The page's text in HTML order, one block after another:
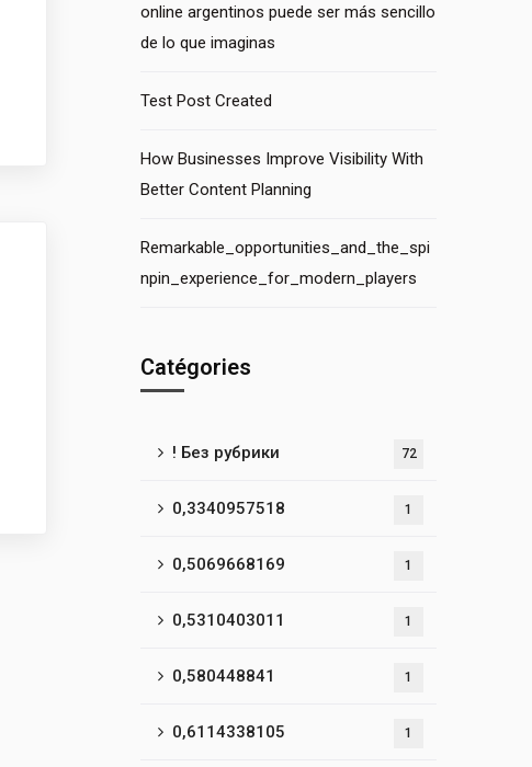
online argentinos puede ser más sencillo
de lo que imaginas
Test Post Created
How Businesses Improve Visibility With
Better Content Planning
Remarkable_opportunities_and_the_spi
npin_experience_for_modern_players
Catégories
! Без рубрики 72
0,3340957518 1
0,5069668169 1
0,5310403011 1
0,580448841 1
0,6114338105 1